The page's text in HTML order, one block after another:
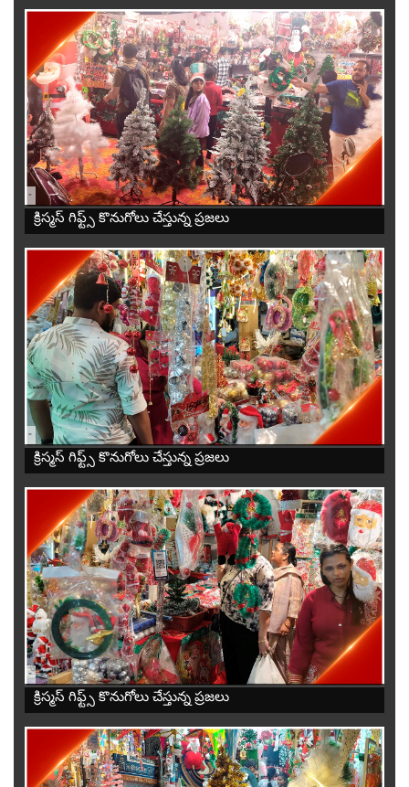
-
క్రిస్మస్ గిఫ్ట్స్ కొనుగోలు చేస్తున్న ప్రజలు
-
క్రిస్మస్ గిఫ్ట్స్ కొనుగోలు చేస్తున్న ప్రజలు
-
క్రిస్మస్ గిఫ్ట్స్ కొనుగోలు చేస్తున్న ప్రజలు